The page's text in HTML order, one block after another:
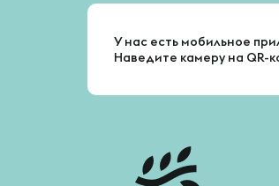
У нас есть мобильное
Наведите камеру на QR-